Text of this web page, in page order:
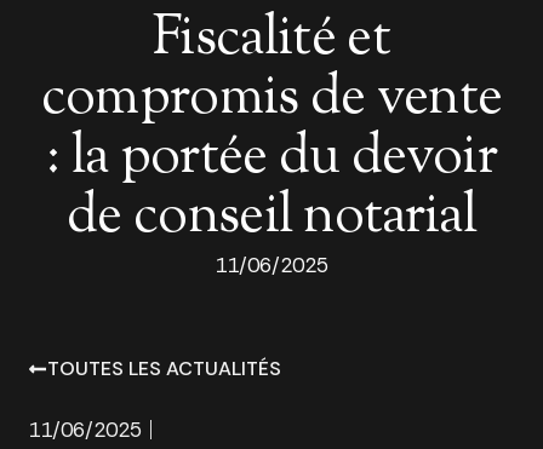
Fiscalité et
compromis de vente
: la portée du devoir
de conseil notarial
11/06/2025
TOUTES LES ACTUALITÉS
11/06/2025